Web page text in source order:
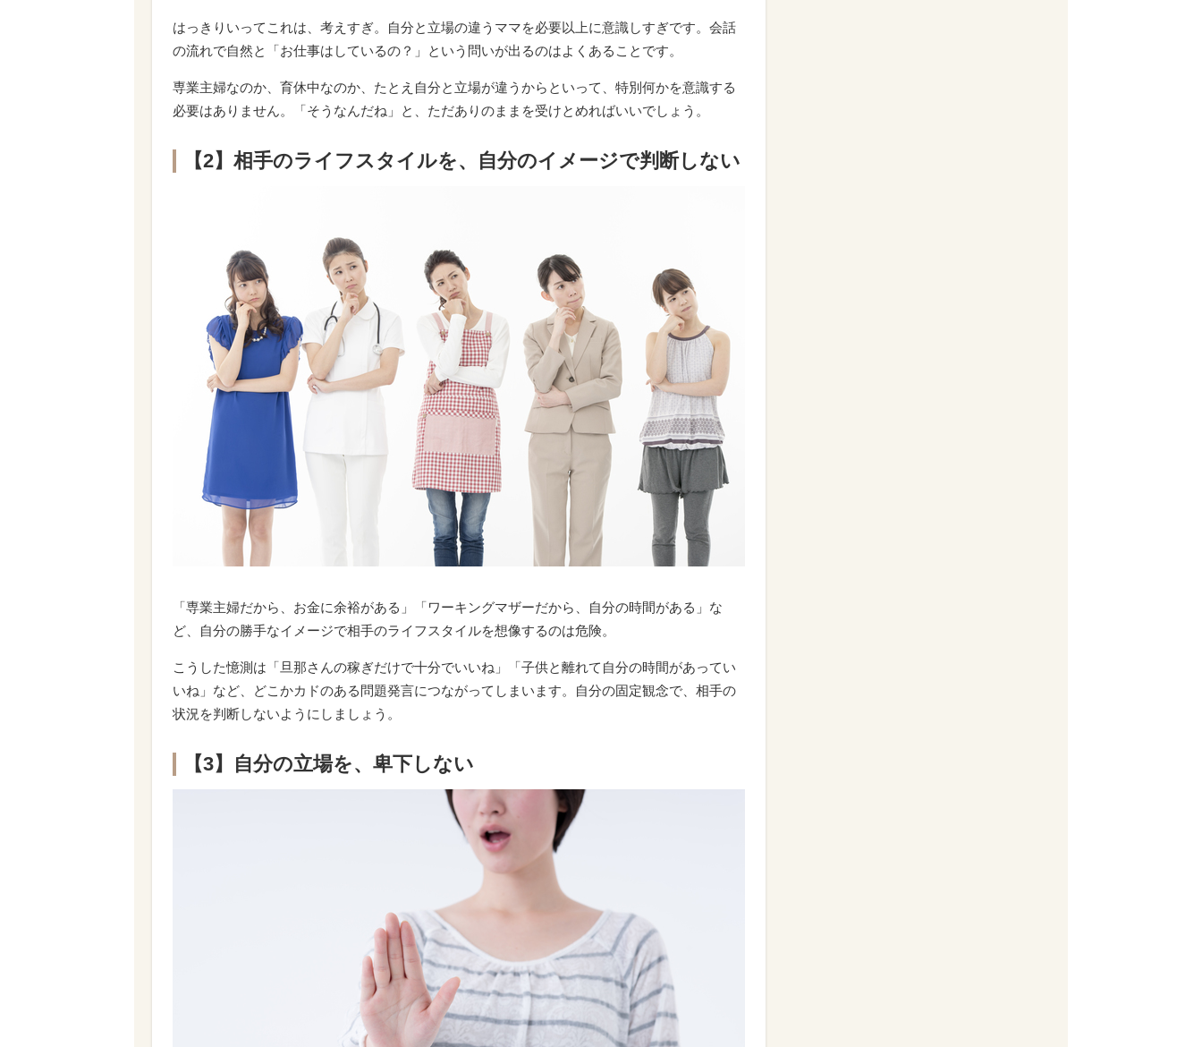
はっきりいってこれは、考えすぎ。自分と立場の違うママを必要以上に意識しすぎです。会話
の流れで自然と「お仕事はしているの？」という問いが出るのはよくあることです。
専業主婦なのか、育休中なのか、たとえ自分と立場が違うからといって、特別何かを意識する
必要はありません。「そうなんだね」と、ただありのままを受けとめればいいでしょう。
【2】相手のライフスタイルを、自分のイメージで判断しない
「専業主婦だから、お金に余裕がある」「ワーキングマザーだから、自分の時間がある」な
ど、自分の勝手なイメージで相手のライフスタイルを想像するのは危険。
こうした憶測は「旦那さんの稼ぎだけで十分でいいね」「子供と離れて自分の時間があってい
いね」など、どこかカドのある問題発言につながってしまいます。自分の固定観念で、相手の
状況を判断しないようにしましょう。
【3】自分の立場を、卑下しない